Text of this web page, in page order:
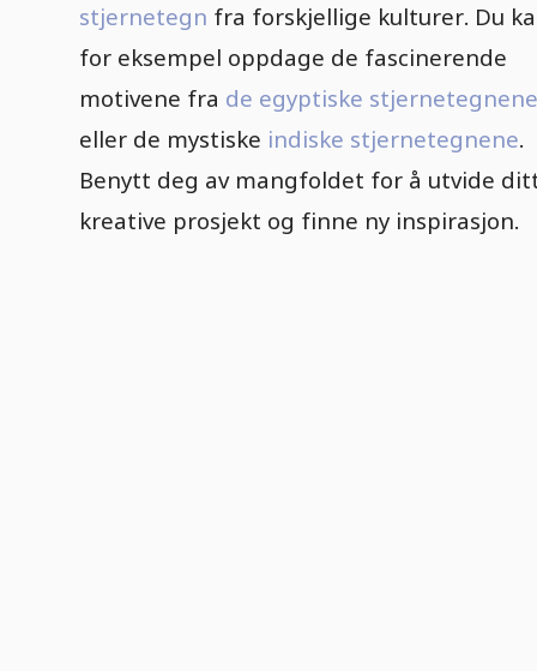
stjernetegn fra forskjellige kulturer. Du
for eksempel oppdage de fascinerende
motivene fra de egyptiske stjernetegnene
eller de mystiske indiske stjernetegnene.
Benytt deg av mangfoldet for å utvide
kreative prosjekt og finne ny inspirasjon.